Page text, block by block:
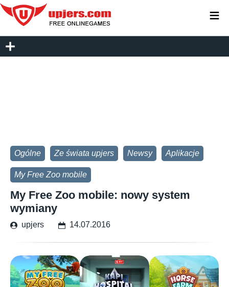
Ogólne Ze świata upjers Newsy Aplikacje
My Free Zoo mobile
My Free Zoo mobile: nowy system
wymiany
upjers 14.07.2016
≡